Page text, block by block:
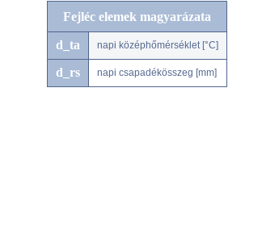
Fejléc elemek magyarázata
d_ta napi középhőmérséklet [°C]
d_rs napi csapadékösszeg [mm]